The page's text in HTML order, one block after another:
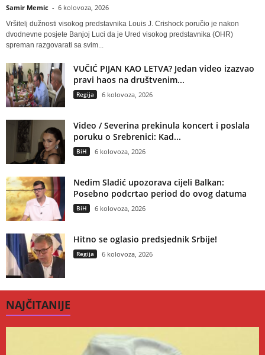
Samir Memic - 6 kolovoza, 2026
Vršitelj dužnosti visokog predstavnika Louis J. Crishock poručio je nakon
dvodnevne posjete Banjoj Luci da je Ured visokog predstavnika (OHR)
spreman razgovarati sa svim...
VUČIĆ PIJAN KAO LETVA? Jedan video izazvao
pravi haos na društvenim...
Regija 6 kolovoza, 2026
Video / Severina prekinula koncert i poslala
poruku o Srebrenici: Kad...
BiH 6 kolovoza, 2026
Nedim Sladić upozorava cijeli Balkan:
Posebno podcrtao period do ovog datuma
BiH 6 kolovoza, 2026
Hitno se oglasio predsjednik Srbije!
Regija 6 kolovoza, 2026
NAJČITANIJE